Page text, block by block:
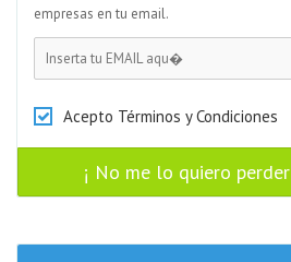
empresas en tu email.
Acepto Términos y Condiciones
¡ No me lo quiero